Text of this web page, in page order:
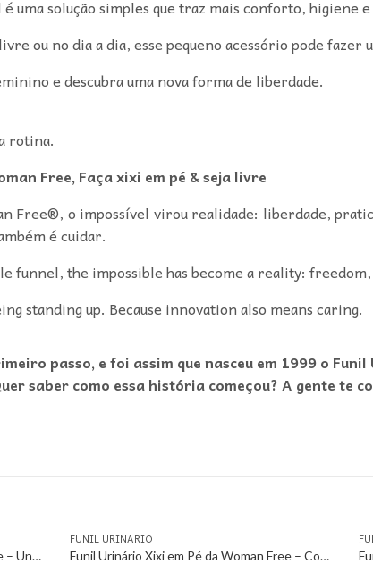
solução simples que traz mais conforto, higiene
ou no dia a dia, esse pequeno acessório pode fazer
e descubra uma nova forma de liberdade.
rotina.
Free, Faça xixi em pé & seja livre
Free®, o impossível virou realidade: liberdade,
é cuidar.
funnel, the impossible has become a reality: freedom,
standing up. Because innovation also means caring.
passo, e foi assim que nasceu em 1999 o
saber como essa história começou? A gente te
Funil Urinário Xixi em Pé da Woman Free – Unitário
FUNIL URINARIO
Funil Urinário Xixi em Pé da Woman Free – Com 3 Unidades